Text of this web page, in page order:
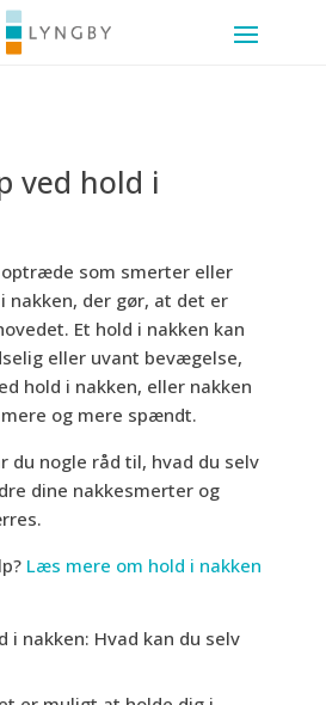
ved hold i
optræde som smerter eller
nakken, der gør, at det er
Et hold i nakken kan
eller uvant bevægelse,
hold i nakken, eller nakken
og mere spændt.
du nogle råd til, hvad du selv
dine nakkesmerter og
Læs mere om hold i nakken
i nakken: Hvad kan du selv